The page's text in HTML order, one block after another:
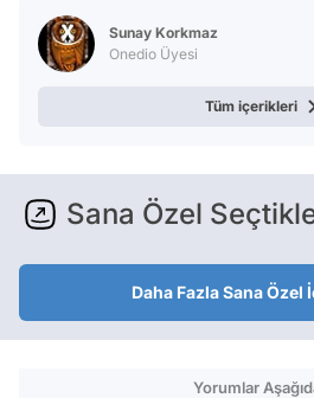
Sunay Korkmaz
Onedio Üyesi
Tüm içerikleri
Sana Özel
Daha Fazla Sana Özel
Yorumlar